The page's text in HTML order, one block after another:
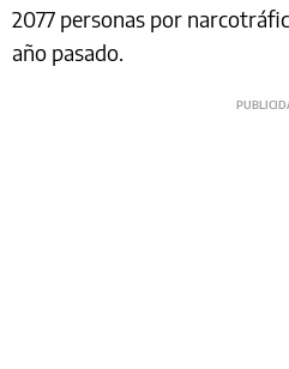
2077 personas por
año pasado.